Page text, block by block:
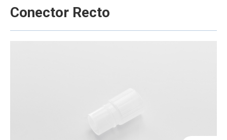
Conector Recto